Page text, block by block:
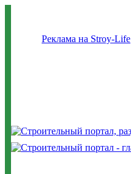
Реклама на Stroy-Life